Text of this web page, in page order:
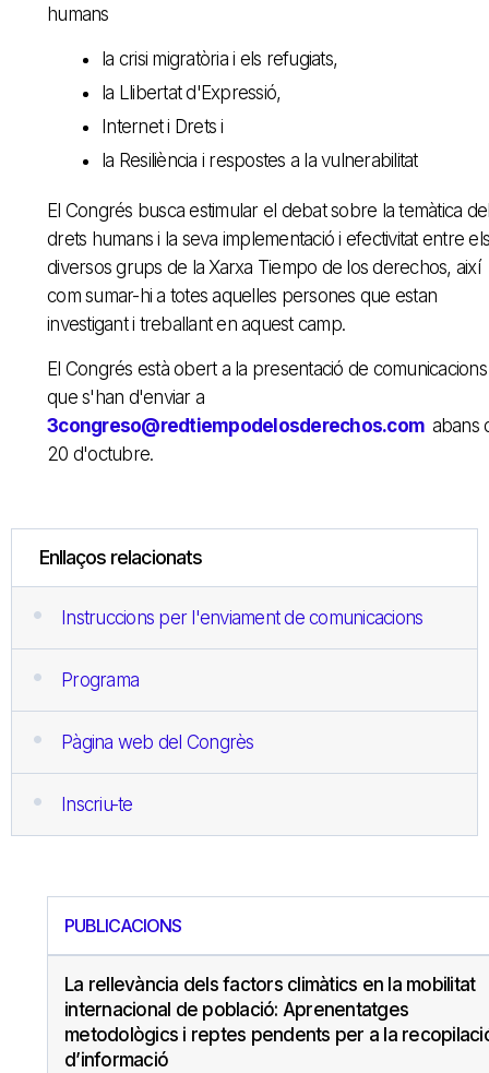
humans
la crisi migratòria i els refugiats,
la Llibertat d'Expressió,
Internet i Drets i
la Resiliència i respostes a la vulnerabilitat
El Congrés busca estimular el debat sobre la temàtica
drets humans i la seva implementació i efectivitat entre els
diversos grups de la Xarxa Tiempo de los derechos, així
com sumar-hi a totes aquelles persones que estan
investigant i treballant en aquest camp.
El Congrés està obert a la presentació de comunicacions
que s'han d'enviar a
3congreso@redtiempodelosderechos.com abans
20 d'octubre.
Enllaços relacionats
Instruccions per l'enviament de comunicacions
Programa
Pàgina web del Congrès
Inscriu-te
PUBLICACIONS
La rellevància dels factors climàtics en la mobilitat
internacional de població: Aprenentatges
metodològics i reptes pendents per a la
d’informació